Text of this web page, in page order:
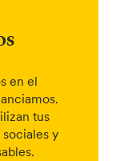
en el
tus
y